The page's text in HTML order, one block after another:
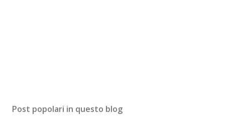
Post popolari in questo blog